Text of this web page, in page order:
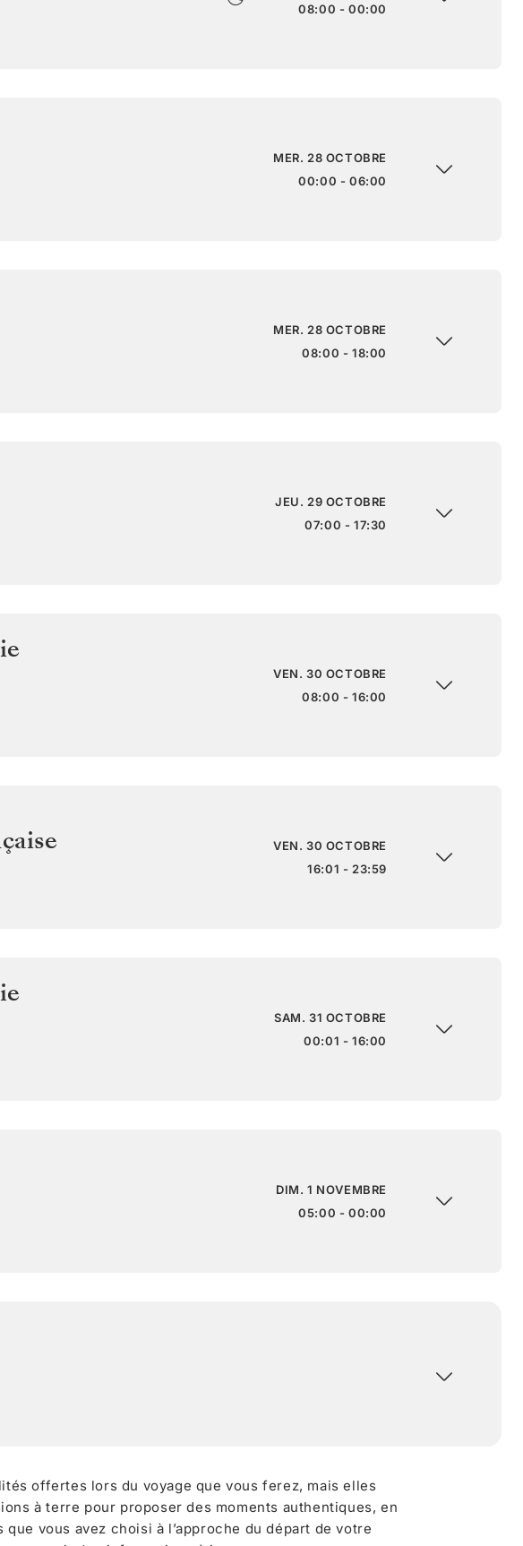
08:00 - 00:00
MER. 28 OCTOBRE
00:00 - 06:00
MER. 28 OCTOBRE
08:00 - 18:00
JEU. 29 OCTOBRE
07:00 - 17:30
VEN. 30 OCTOBRE
08:00 - 16:00
VEN. 30 OCTOBRE
16:01 - 23:59
SAM. 31 OCTOBRE
00:01 - 16:00
DIM. 1 NOVEMBRE
05:00 - 00:00
offertes lors du voyage que vous ferez, mais elles
à terre pour proposer des moments authentiques, en
vous avez choisi à l’approche du départ de votre